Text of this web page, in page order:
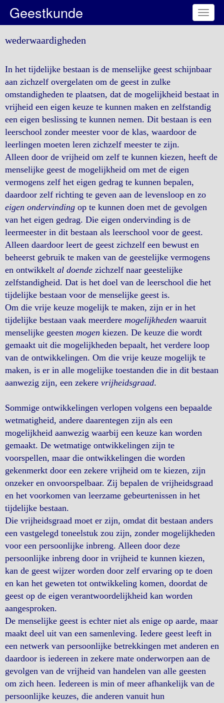
Toggle
Geestkunde
wederwaardigheden
In het tijdelijke bestaan is de menselijke geest schijnbaar
aan zichzelf overgelaten om de geest in zulke
omstandigheden te plaatsen, dat de mogelijkheid bestaat in
vrijheid een eigen keuze te kunnen maken en zelfstandig
een eigen beslissing te kunnen nemen. Dit bestaan is een
leerschool zonder meester voor de klas, waardoor de
leerlingen moeten leren zichzelf meester te zijn.
Alleen door de vrijheid om zelf te kunnen kiezen, heeft de
menselijke geest de mogelijkheid om met de eigen
vermogens zelf het eigen gedrag te kunnen bepalen,
daardoor zelf richting te geven aan de levensloop en zo
eigen ondervinding op te kunnen doen met de gevolgen
van het eigen gedrag. Die eigen ondervinding is de
leermeester in dit bestaan als leerschool voor de geest.
Alleen daardoor leert de geest zichzelf een bewust en
beheerst gebruik te maken van de geestelijke vermogens
en ontwikkelt al doende zichzelf naar geestelijke
zelfstandigheid. Dat is het doel van de leerschool die het
tijdelijke bestaan voor de menselijke geest is.
Om die vrije keuze mogelijk te maken, zijn er in het
tijdelijke bestaan vaak meerdere mogelijkheden waaruit
menselijke geesten mogen kiezen. De keuze die wordt
gemaakt uit die mogelijkheden bepaalt, het verdere loop
van de ontwikkelingen. Om die vrije keuze mogelijk te
maken, is er in alle mogelijke toestanden die in dit bestaan
aanwezig zijn, een zekere vrijheidsgraad.
Sommige ontwikkelingen verlopen volgens een bepaalde
wetmatigheid, andere daarentegen zijn als een
mogelijkheid aanwezig waarbij een keuze kan worden
gemaakt. De wetmatige ontwikkelingen zijn te
voorspellen, maar die ontwikkelingen die worden
gekenmerkt door een zekere vrijheid om te kiezen, zijn
onzeker en onvoorspelbaar. Zij bepalen de vrijheidsgraad
en het voorkomen van leerzame gebeurtenissen in het
tijdelijke bestaan.
Die vrijheidsgraad moet er zijn, omdat dit bestaan anders
een vastgelegd toneelstuk zou zijn, zonder mogelijkheden
voor een persoonlijke inbreng. Alleen door deze
persoonlijke inbreng door in vrijheid te kunnen kiezen,
kan de geest wijzer worden door zelf ervaring op te doen
en kan het geweten tot ontwikkeling komen, doordat de
geest op de eigen verantwoordelijkheid kan worden
aangesproken.
De menselijke geest is echter niet als enige op aarde, maar
maakt deel uit van een samenleving. Iedere geest leeft in
een netwerk van persoonlijke betrekkingen met anderen en
daardoor is iedereen in zekere mate onderworpen aan de
gevolgen van de vrijheid van handelen van alle geesten
om zich heen. Iedereen is min of meer afhankelijk van de
persoonlijke keuzes, die anderen vanuit hun